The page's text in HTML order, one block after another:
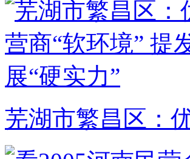
芜湖市繁昌区：